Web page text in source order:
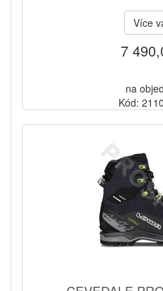
Více
7
na
Kód: